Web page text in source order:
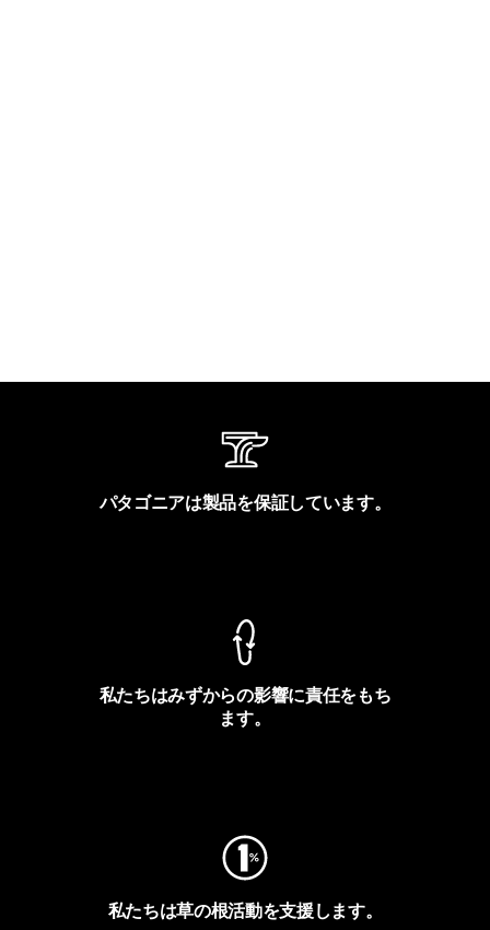
パタゴニアは製品を保証しています。
私たちはみずからの影響に責任をもち
ます。
私たちは草の根活動を支援します。